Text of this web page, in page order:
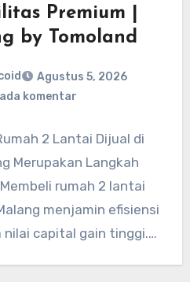
Premium |
by Tomoland
Agustus 5, 2026
komentar
2 Lantai Dijual di
Merupakan Langkah
rumah 2 lantai
menjamin efisiensi
nilai capital gain tinggi.…